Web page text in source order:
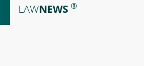
LAWNEWS ®